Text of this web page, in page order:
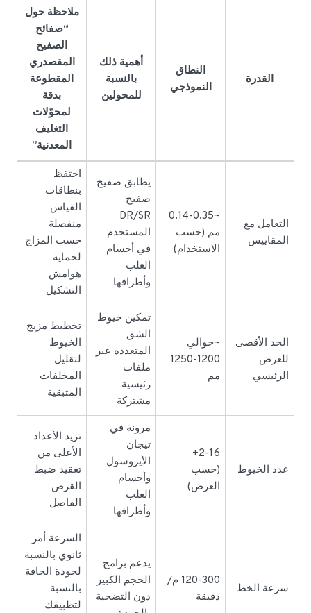
القدرة
النطاق
النموذجي
أهمية ذلك
بالنسبة
للمحولين
ملاحظة حول
“صفائح
الصفيح
المقصدري
المقطوعة
بدقة
لمحوّلات
التغليف
المعدنية”
التعامل مع
المقاييس
~0.14-0.35
مم (حسب
الاستخدام)
يطابق صفيح
صفيح
DR/SR
المستخدم
في أجسام
العلب
وأطرافها
احتفظ
بنطاقات
القياس
منفصلة
حسب المزاج
لحماية
هوامش
التشكيل
الحد الأقصى
للعرض
الرئيسي
~حوالي
1200-1250
مم
تمكين خيوط
الشق
المتعددة عبر
ملفات
رئيسية
مشتركة
تخطيط مزيج
الخيوط
لتقليل
المخلفات
المتبقية
عدد الخيوط
2-16+
(حسب
العرض)
مرونة في
تيجان
الأيروسول
وأجسام
العلب
وأطرافها
تزيد الأعداد
الأعلى من
تعقيد ضبط
القرص
الفاصل
سرعة الخط
120-300 م/
دقيقة
يدعم برامج
الحجم الكبير
دون التضحية
السرعة أمر
ثانوي بالنسبة
لجودة الحافة
بالنسبة
لتطبيقك